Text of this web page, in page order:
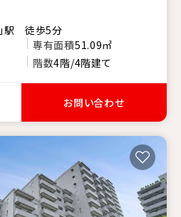
駅 徒歩5分
専有面積51.09㎡
階数4階/4階建て
お問い合わせ